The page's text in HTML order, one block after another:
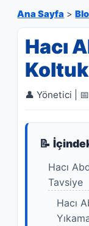
Ana Sayfa >
Hacı
Koltuk
👤 Yönetici |
📝
Hacı
Tavsiye
Hacı